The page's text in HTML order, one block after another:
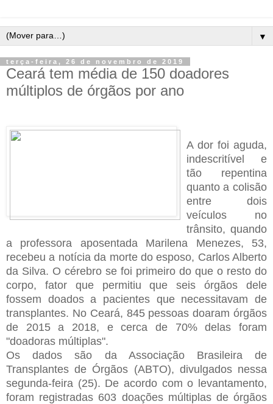
▼
terça-feira, 26 de novembro de 2019
Ceará tem média de 150 doadores
múltiplos de órgãos por ano
A dor foi aguda,
indescritível e
tão repentina
quanto a colisão
entre dois
veículos no
trânsito, quando
a professora aposentada Marilena Menezes, 53,
recebeu a notícia da morte do esposo, Carlos Alberto
da Silva. O cérebro se foi primeiro do que o resto do
corpo, fator que permitiu que seis órgãos dele
fossem doados a pacientes que necessitavam de
transplantes. No Ceará, 845 pessoas doaram órgãos
de 2015 a 2018, e cerca de 70% delas foram
"doadoras múltiplas".
Os dados são da Associação Brasileira de
Transplantes de Órgãos (ABTO), divulgados nessa
segunda-feira (25). De acordo com o levantamento,
foram registradas 603 doações múltiplas de órgãos